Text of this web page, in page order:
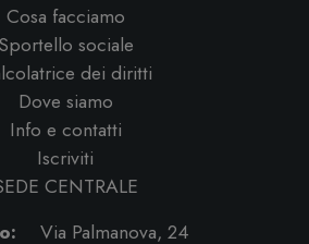
Cosa facciamo
Sportello sociale
dei diritti
Dove siamo
Info e contatti
Iscriviti
CENTRALE
Via Palmanova, 24